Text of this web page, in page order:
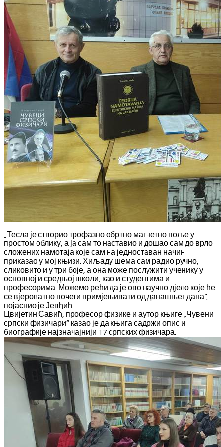
„Тесла је створио трофазно обртно магнетно поље у
простом облику, а ја сам то наставио и дошао сам до врло
сложених намотаја које сам на једноставан начин
приказао у мој књизи. Хиљаду шема сам радио ручно,
сликовито и у три боје, а она може послужити ученику у
основној и средњој школи, као и студентима и
професорима. Можемо рећи да је ово научно дјело које ће
се вјероватно почети примјењивати од данашњег дана“,
појаснио је Јевђић.
Цвијетин Савић, професор физике и аутор књиге „Чувени
српски физичари“ казао је да књига садржи опис и
биографије најзначајнији 17 српских физичара.